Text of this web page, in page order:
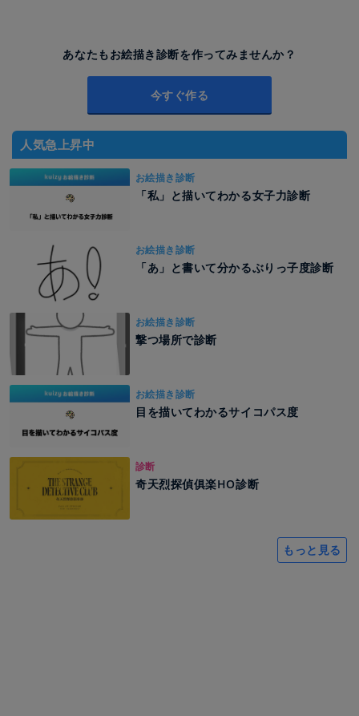
あなたもお絵描き診断を作ってみませんか？
今すぐ作る
人気急上昇中
お絵描き診断
「私」と描いてわかる女子力診断
お絵描き診断
「あ」と書いて分かるぶりっ子度診断
お絵描き診断
撃つ場所で診断
お絵描き診断
目を描いてわかるサイコパス度
診断
奇天烈探偵俱楽HO診断
もっと見る